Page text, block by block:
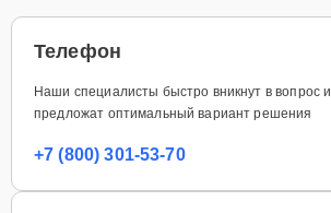
Телефон
Наши специалисты быстро вникнут в вопрос и
предложат оптимальный вариант решения
+7 (800) 301-53-70